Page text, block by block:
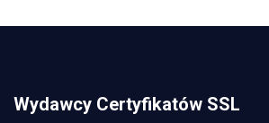
Wydawcy Certyfikatów SSL